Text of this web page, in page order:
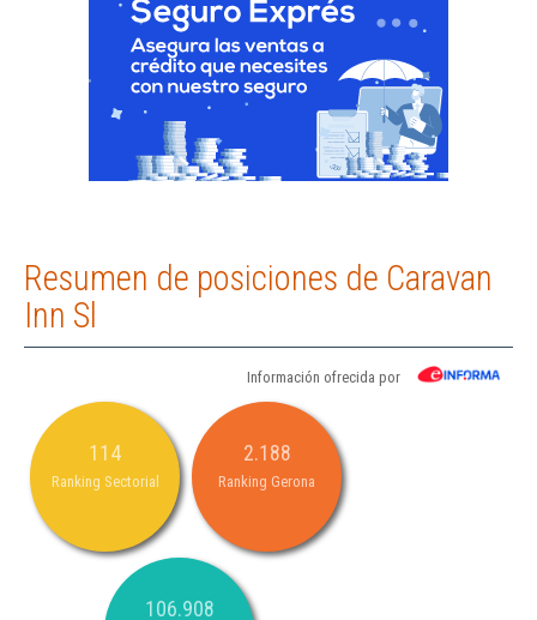
Resumen de posiciones de Caravan
Inn Sl
Información ofrecida por
114
Ranking Sectorial
2.188
Ranking Gerona
106.908